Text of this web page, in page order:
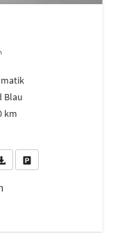
Blau
km
Sie an
Fahrzeugexposé (PDF)